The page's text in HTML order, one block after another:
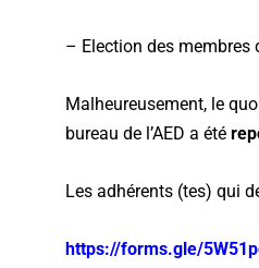
– Election des membres
Malheureusement, le
bureau de l’AED a été
Les adhérents (tes) qui
https://forms.gle/